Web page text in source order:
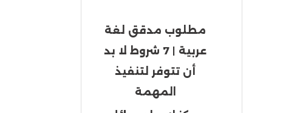
مطلوب مدقق لغة
عربية | 7 شروط لا بد
أن تتوفر لتنفيذ
المهمة